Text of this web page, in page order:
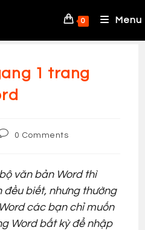
0 Menu
1 trang
0 Comments
văn bản Word thì
biết, nhưng thường
các bạn chỉ muốn
Word bất kỳ để nhập